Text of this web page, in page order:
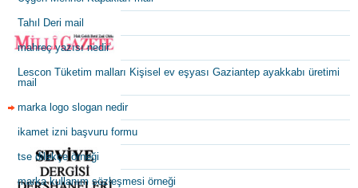
Tahıl Deri mail
mahreç yazısı nedir
Lescon Tüketim malları Kişisel ev eşyası Gaziantep ayakkabı üretimi
mail
marka logo slogan nedir
ikamet izni başvuru formu
tse dilekçe örneği
marka kullanım sözleşmesi örneği